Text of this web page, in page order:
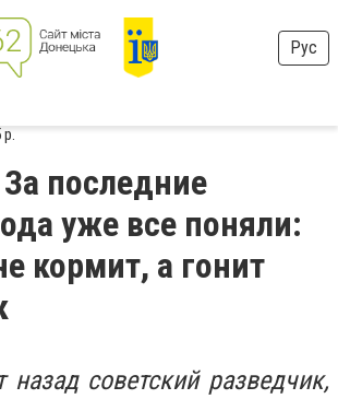
Рус
последние
уже все поняли:
кормит, а гонит
назад советский разведчик,